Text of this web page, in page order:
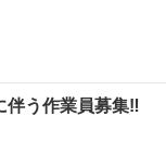
伴う作業員募集‼️